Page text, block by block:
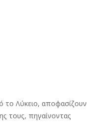
το Λύκειο, αποφασίζουν
τους, πηγαίνοντας